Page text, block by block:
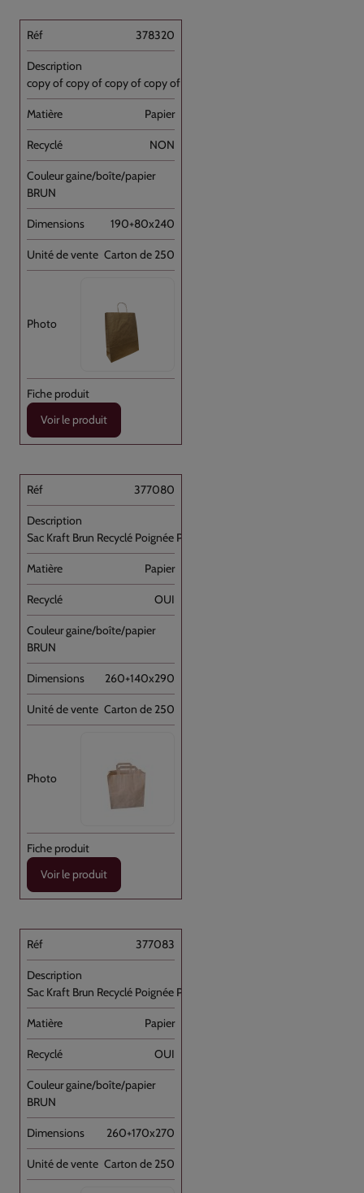
378320
copy of copy of copy of copy of Sac [...]
Papier
NON
BRUN
190+80x240
Carton de 250
Voir le produit
377080
Sac Kraft Brun Recyclé Poignée Plate [...]
Papier
OUI
BRUN
260+140x290
Carton de 250
Voir le produit
377083
Sac Kraft Brun Recyclé Poignée Plate [...]
Papier
OUI
BRUN
260+170x270
Carton de 250